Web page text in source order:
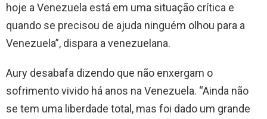
hoje a Venezuela está em uma situação crítica e
quando se precisou de ajuda ninguém olhou para a
Venezuela”, dispara a venezuelana.
Aury desabafa dizendo que não enxergam o
sofrimento vivido há anos na Venezuela. “Ainda não
se tem uma liberdade total, mas foi dado um grande